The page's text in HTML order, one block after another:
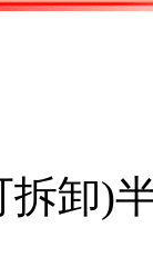
拆卸)